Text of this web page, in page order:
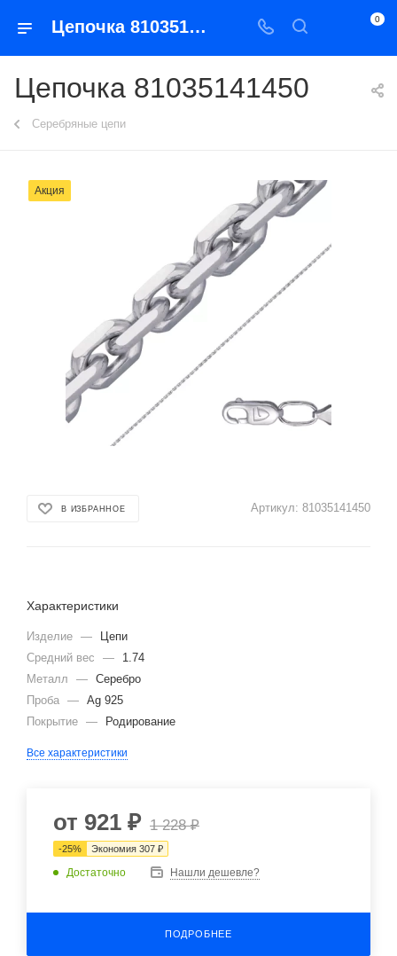
Цепочка 81035141450 0
Цепочка 81035141450
Серебряные цепи
Акция
В ИЗБРАННОЕ Артикул: 81035141450
Характеристики
Изделие —
Цепи
Средний вес
—
1.74
Металл
— Серебро
Проба — Ag 925
Покрытие — Родирование
Все характеристики
от 921 ₽ 1 228 ₽
-25% Экономия 307 ₽
Достаточно Нашли дешевле?
ПОДРОБНЕЕ